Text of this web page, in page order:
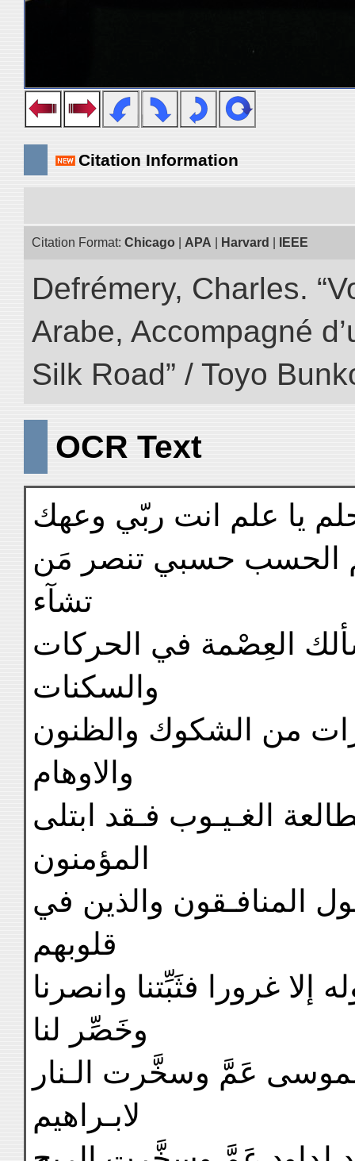
Citation Information
Citation Format: Chicago APA Harvard IEEE
Defrémery, Charles.
Arabe, Accompagné
Silk Road” / Toyo
OCR Text
حلم يا علم انت ربّي وعهك
الحسب حسبي تنصر مَن
تشآء
العِصْمة في الحركات
والسكنات
من الشكوك والظنون
والاوهام
الغـيـوب فـقد ابتلى
المؤمنون
المنافـقون والذين في
قلوبهم
غرورا فثَبِّتنا وانصرنا
وخَصِّر لنا
عَمَّ وسخَّرت الـنار
لابـراهيم